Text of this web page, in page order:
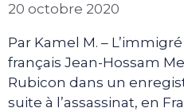
20 octobre 2020
Par Kamel M. –
français Jean-Hossam
Rubicon dans un
suite à l’assassinat, en